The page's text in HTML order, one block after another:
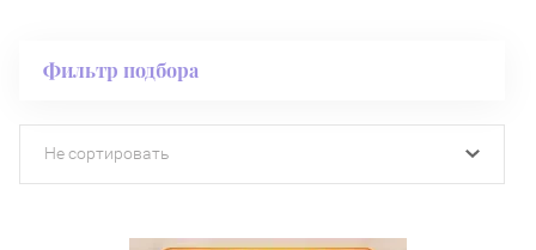
Фильтр подбора
Не сортировать